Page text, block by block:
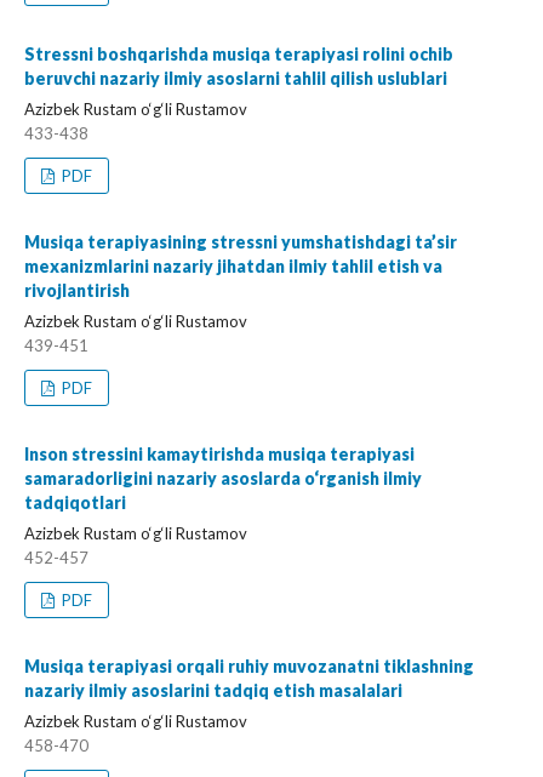
Stressni boshqarishda musiqa terapiyasi rolini ochib
beruvchi nazariy ilmiy asoslarni tahlil qilish uslublari
Azizbek Rustam o‘g‘li Rustamov
433-438
PDF
Musiqa terapiyasining stressni yumshatishdagi ta’sir
mexanizmlarini nazariy jihatdan ilmiy tahlil etish va
rivojlantirish
Azizbek Rustam o‘g‘li Rustamov
439-451
PDF
Inson stressini kamaytirishda musiqa terapiyasi
samaradorligini nazariy asoslarda o‘rganish ilmiy
tadqiqotlari
Azizbek Rustam o‘g‘li Rustamov
452-457
PDF
Musiqa terapiyasi orqali ruhiy muvozanatni tiklashning
nazariy ilmiy asoslarini tadqiq etish masalalari
Azizbek Rustam o‘g‘li Rustamov
458-470